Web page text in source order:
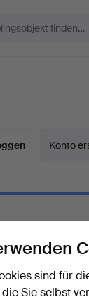
Konto
vergessen?
sind für
Sie selbst